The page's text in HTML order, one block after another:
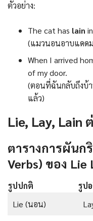
ตัวอย่าง:
The cat has lain
(แมวนอนอาบแดด
When I arrived
of my door.
(ตอนที่ฉันกลับถึงบ้
แล้ว)
Lie, Lay, Lain
ตารางการผันก
Verbs) ของ Lie
รูปปกติ รูป
Lie (นอน)